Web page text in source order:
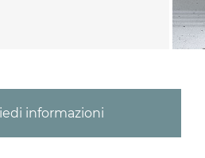
informazioni